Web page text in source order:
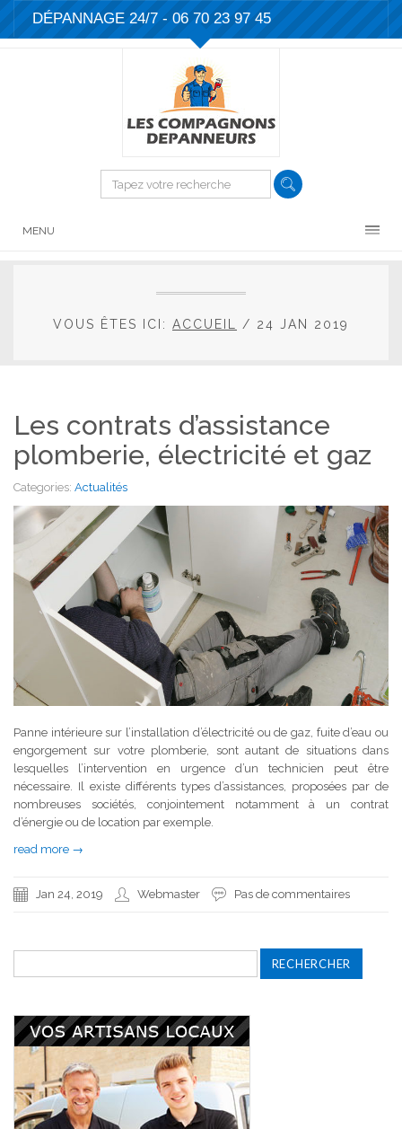
DÉPANNAGE 24/7 - 06 70 23 97 45
MENU
VOUS ÊTES ICI: ACCUEIL / 24 JAN 2019
Les contrats d’assistance
plomberie, électricité et gaz
Categories: Actualités
Panne intérieure sur l’installation d’électricité ou de gaz, fuite d’eau ou
engorgement sur votre plomberie, sont autant de situations dans
lesquelles l’intervention en urgence d’un technicien peut être
nécessaire. Il existe différents types d’assistances, proposées par de
nombreuses sociétés, conjointement notamment à un contrat
d’énergie ou de location par exemple.
read more →
Jan 24, 2019 Webmaster Pas de commentaires